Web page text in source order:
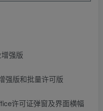
强版
强版和批量许可版
许可证弹窗及界面横幅